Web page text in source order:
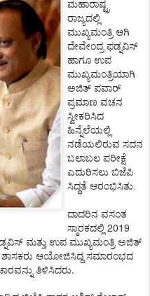
ಮಹಾರಾಷ್ಟ್ರ
ರಾಜ್ಯದಲ್ಲಿ
ಮುಖ್ಯಮಂತ್ರಿ ಆಗಿ
ದೇವೇಂದ್ರ ಫಡ್ನವಿಸ್
ಹಾಗೂ ಉಪ
ಮುಖ್ಯಮಂತ್ರಿಯಾಗಿ
ಅಜಿತ್ ಪವಾರ್
ಪ್ರಮಾಣ ವಚನ
ಸ್ವೀಕರಿಸಿದ
ಹಿನ್ನೆಲೆಯಲ್ಲಿ
ನಡೆಯಲಿರುವ ಸದನ
ಬಲಾಬಲ ಪರೀಕ್ಷೆ
ಎದುರಿಸಲು ಬಿಜೆಪಿ
ಸಿದ್ಧತೆ ಆರಂಭಿಸಿತು.
ದಾದರಿನ ವಸಂತ
ಸ್ಮಾರಕದಲ್ಲಿ 2019
ಮತ್ತು ಉಪ ಮುಖ್ಯಮಂತ್ರಿ ಅಜಿತ್
ಶಾಸಕರು ಆಯೋಜಿಸಿದ್ದ ಸಮಾರಂಭದ
ತಿಳಿಸಿದರು.